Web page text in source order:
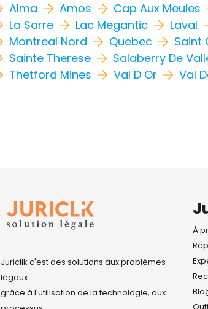
Alma
Amos Cap Aux Meules
La Sarre
Lac Megantic Laval
Montreal Nord
Quebec Saint
Sainte Therese
Salaberry De
Thetford Mines
Val D Or Val
Juriclik c'est des solutions aux problèmes
légaux
grâce à l'utilisation de la technologie, aux
À